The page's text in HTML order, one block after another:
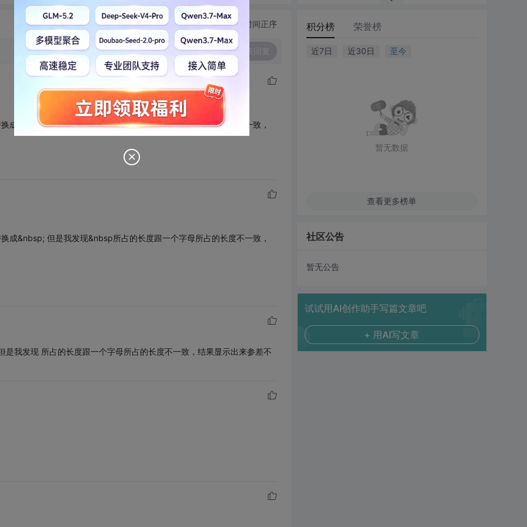
切换为时间正序
发表回复
&nbsp; 但是我发现&nbsp所占的长度跟一个字母所占的长度不一致，
&nbsp; 但是我发现&nbsp所占的长度跟一个字母所占的长度不一致，
我发现 所占的长度跟一个字母所占的长度不一致，结果显示出来参差不
积分榜 荣誉榜
近7日 近30日 至今
暂无数据
查看更多榜单
社区公告
暂无公告
试试用AI创作助手写篇文章吧
+ 用AI写文章